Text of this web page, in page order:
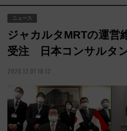
ニュース
ジャカルタMRTの運営
受注 日本コンサルタ
2020.12.01 18:12